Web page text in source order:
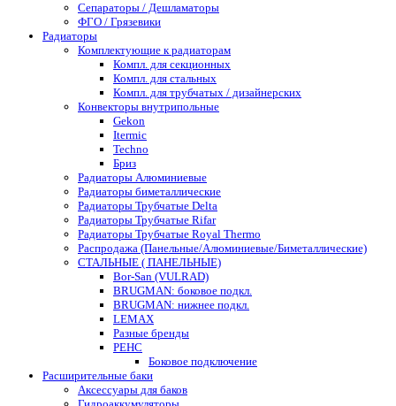
Сепараторы / Дешламаторы
ФГО / Грязевики
Радиаторы
Комплектующие к радиаторам
Компл. для секционных
Компл. для стальных
Компл. для трубчатых / дизайнерских
Конвекторы внутрипольные
Gekon
Itermic
Techno
Бриз
Радиаторы Алюминиевые
Радиаторы биметаллические
Радиаторы Трубчатые Delta
Радиаторы Трубчатые Rifar
Радиаторы Трубчатые Royal Thermo
Распродажа (Панельные/Алюминиевые/Биметаллические)
СТАЛЬНЫЕ ( ПАНЕЛЬНЫЕ)
Bor-San (VULRAD)
BRUGMAN: боковое подкл.
BRUGMAN: нижнее подкл.
LEMAX
Разные бренды
РЕНС
Боковое подключение
Расширительные баки
Аксессуары для баков